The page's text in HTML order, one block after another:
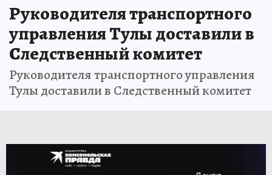
Руководителя транспортного
управления Тулы доставили в
Следственный комитет
Руководителя транспортного управления
Тулы доставили в Следственный комитет